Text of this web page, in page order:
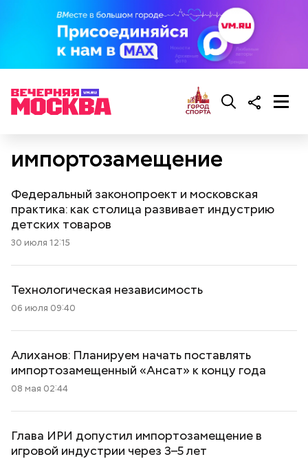
импортозамещение
Федеральный законопроект и московская
практика: как столица развивает индустрию
детских товаров
30 июля 12:15
Технологическая независимость
06 июля 09:40
Алиханов: Планируем начать поставлять
импортозамещенный «Ансат» к концу года
08 мая 02:44
Глава ИРИ допустил импортозамещение в
игровой индустрии через 3–5 лет